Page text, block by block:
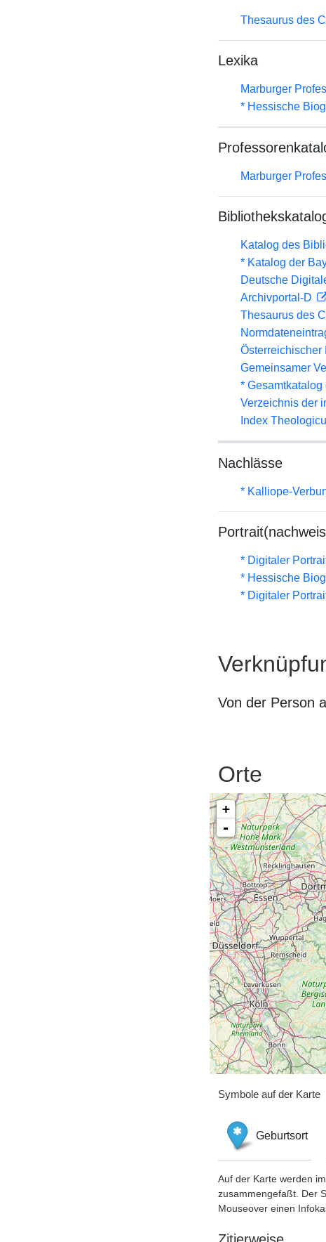
Thesaurus des
Lexika
Marburger
* Hessische
Marburger
Katalog des
* Katalog der
Deutsche
Archivportal-D
Thesaurus des
Österreichischer
Gemeinsamer
*
Verzeichnis der
Index
Nachlässe
* Kalliope-
* Digitaler
* Hessische
* Digitaler
Von der Person
Orte
+
-
Symbole auf der Karte
Geburtsort
Auf der Karte werden
zusammengefaßt. Der
Mouseover einen